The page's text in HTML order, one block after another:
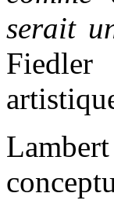
serait